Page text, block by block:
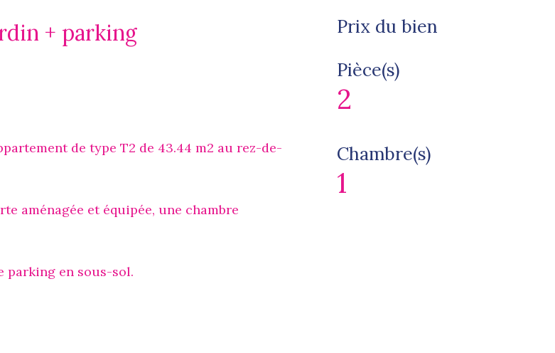
+ parking
de type T2 de 43.44 m2 au rez-de-
aménagée et équipée, une chambre
parking en sous-sol.
Prix du bien
Pièce(s)
2
Chambre(s)
1